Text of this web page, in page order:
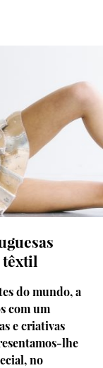
do mundo, a
com um
e criativas
lhe
no